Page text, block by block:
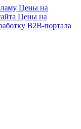
Цены на
Цены на
В2В-портала